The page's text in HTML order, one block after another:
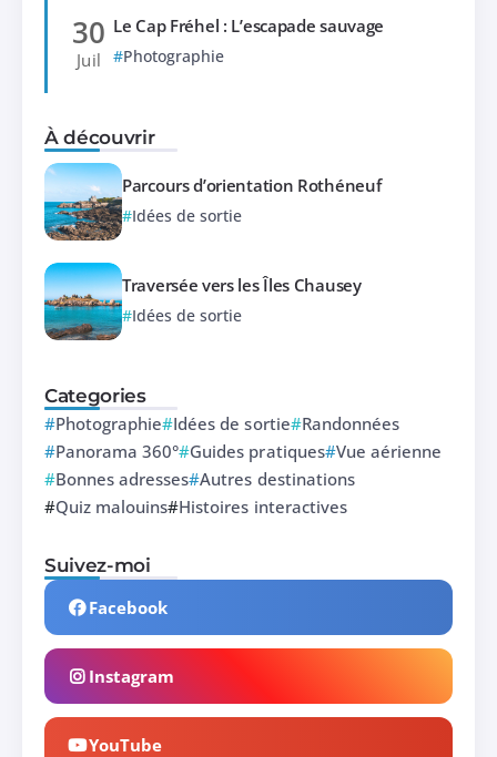
30
Juil
Le Cap Fréhel : L’escapade sauvage
Photographie
À découvrir
Parcours d’orientation Rothéneuf
Idées de sortie
Traversée vers les Îles Chausey
Idées de sortie
Categories
Photographie Idées de sortie Randonnées
Panorama 360° Guides pratiques Vue aérienne
Bonnes adresses Autres destinations
Quiz malouins Histoires interactives
Suivez-moi
Facebook
Instagram
YouTube